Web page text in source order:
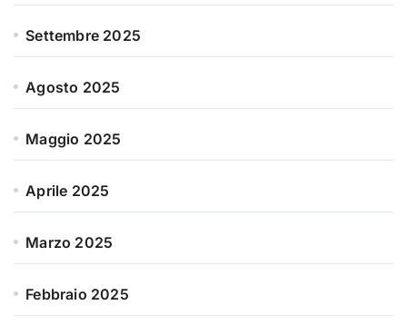
Settembre 2025
Agosto 2025
Maggio 2025
Aprile 2025
Marzo 2025
Febbraio 2025